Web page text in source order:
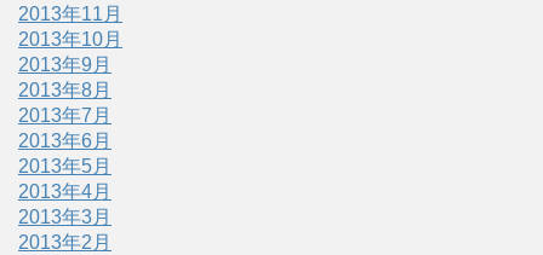
2013年11月
2013年10月
2013年9月
2013年8月
2013年7月
2013年6月
2013年5月
2013年4月
2013年3月
2013年2月